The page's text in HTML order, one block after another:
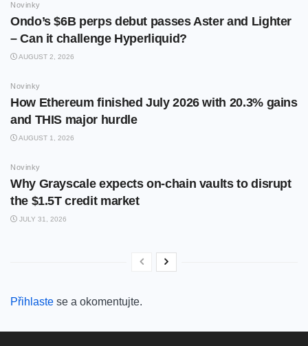
Novinky
Ondo’s $6B perps debut passes Aster and Lighter
– Can it challenge Hyperliquid?
AUGUST 2, 2026
Novinky
How Ethereum finished July 2026 with 20.3% gains
and THIS major hurdle
AUGUST 1, 2026
Novinky
Why Grayscale expects on-chain vaults to disrupt
the $1.5T credit market
JULY 31, 2026
Přihlaste se a okomentujte.